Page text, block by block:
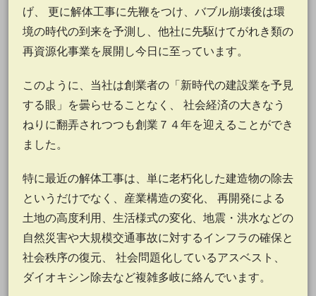
げ、 更に解体工事に先鞭をつけ、バブル崩壊後は環
境の時代の到来を予測し、他社に先駆けてがれき類の
再資源化事業を展開し今日に至っています。
このように、当社は創業者の「新時代の建設業を予見
する眼」を曇らせることなく、 社会経済の大きなう
ねりに翻弄されつつも創業７４年を迎えることができ
ました。
特に最近の解体工事は、単に老朽化した建造物の除去
というだけでなく、産業構造の変化、 再開発による
土地の高度利用、生活様式の変化、地震・洪水などの
自然災害や大規模交通事故に対するインフラの確保と
社会秩序の復元、 社会問題化しているアスベスト、
ダイオキシン除去など複雑多岐に絡んでいます。